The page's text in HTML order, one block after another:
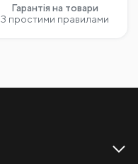
Гарантія на товари
З простими правилами